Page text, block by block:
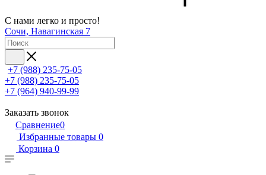
С нами легко и просто!
Сочи, Навагинская 7
+7 (988) 235-75-05
+7 (988) 235-75-05
+7 (964) 940-99-99
Заказать звонок
Сравнение0
Избранные товары 0
Корзина 0